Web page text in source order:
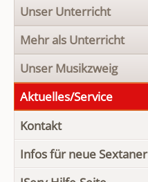
Unser Unterricht
Mehr als Unterricht
Unser Musikzweig
Aktuelles/Service
Kontakt
Infos für neue Sextaner